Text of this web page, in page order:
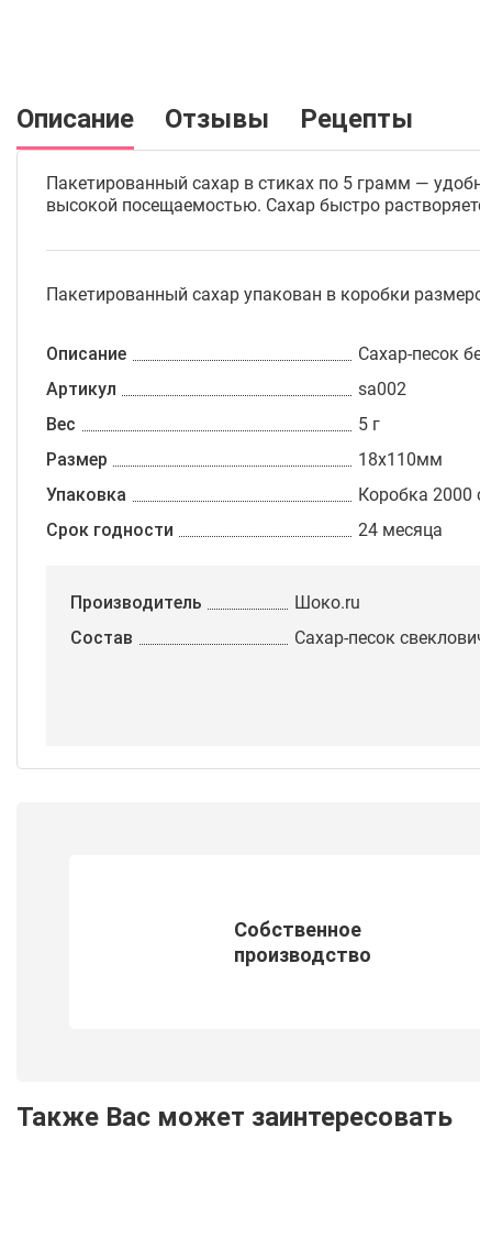
Описание Отзывы Рецепты
Пакетированный сахар в стиках по 5 грамм —
высокой посещаемостью. Сахар быстро
Пакетированный сахар упакован в коробки
Описание
Сахар-песок
Артикул
sa002
Вес
5 г
Размер
18х110мм
Упаковка
Коробка 2000
Срок годности
24 месяца
Производитель
Шоко.ru
Состав
Сахар-песок
Собственное
производство
Также Вас может заинтересовать